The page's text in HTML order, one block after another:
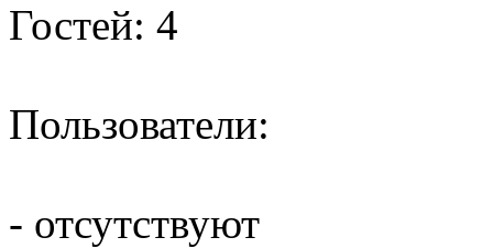
Гостей: 4
Пользователи:
- отсутствуют